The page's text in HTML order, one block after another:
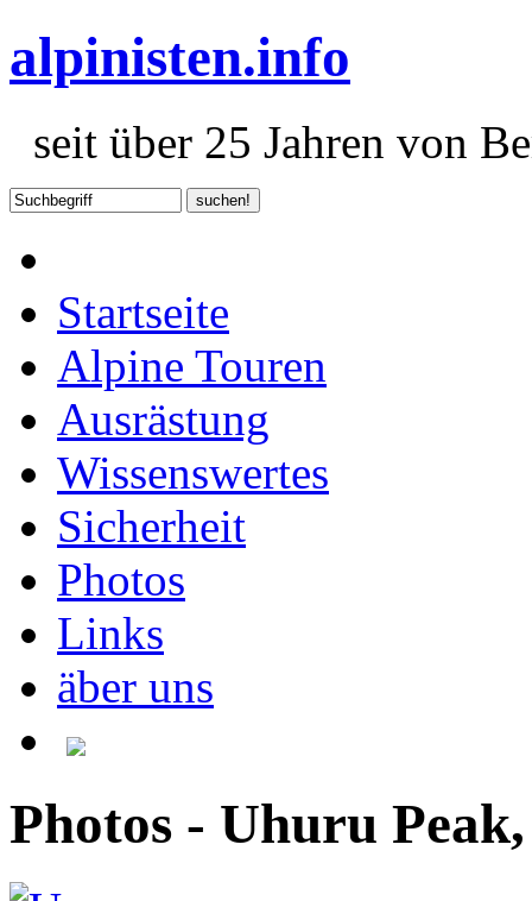
alpinisten.info
seit über 25 Jahren von
Startseite
Alpine Touren
Ausrästung
Wissenswertes
Sicherheit
Photos
Links
äber uns
Photos - Uhuru